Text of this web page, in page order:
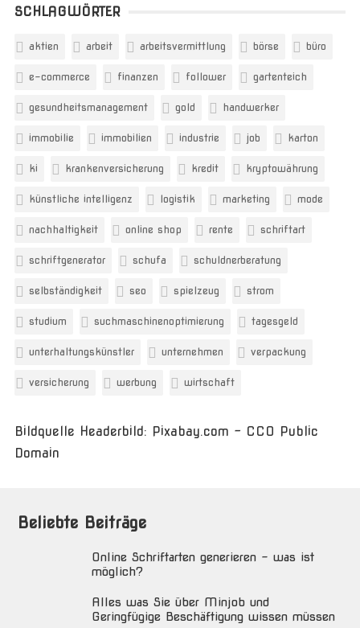
SCHLAGWÖRTER
aktien arbeit arbeitsvermittlung börse büro
e-commerce finanzen follower gartenteich
gesundheitsmanagement gold handwerker
immobilie immobilien industrie job karton
ki krankenversicherung kredit kryptowährung
künstliche intelligenz logistik marketing mode
nachhaltigkeit online shop rente schriftart
schriftgenerator schufa schuldnerberatung
selbständigkeit seo spielzeug strom
studium suchmaschinenoptimierung tagesgeld
unterhaltungskünstler unternehmen verpackung
versicherung werbung wirtschaft
Bildquelle Headerbild: Pixabay.com - CC0 Public
Domain
Beliebte Beiträge
Online Schriftarten generieren – was ist
möglich?
Alles was Sie über Minjob und
Geringfügige Beschäftigung wissen müssen